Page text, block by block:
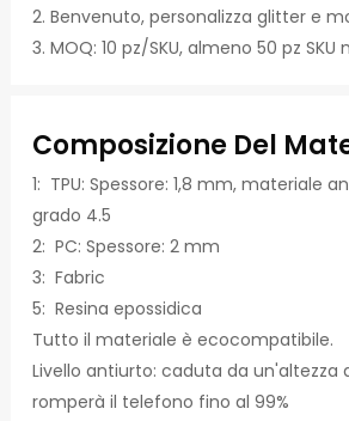
2. Benvenuto, personalizza glitter e
3. MOQ: 10 pz/SKU, almeno 50 pz SKU
Composizione Del
1: TPU: Spessore: 1,8 mm, materiale
grado 4.5
2: PC: Spessore: 2 mm
3: Fabric
5: Resina epossidica
Tutto il materiale è ecocompatibile.
Livello antiurto: caduta da un'altezza
romperà il telefono fino al 99%